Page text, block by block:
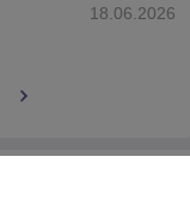
18.06.2026